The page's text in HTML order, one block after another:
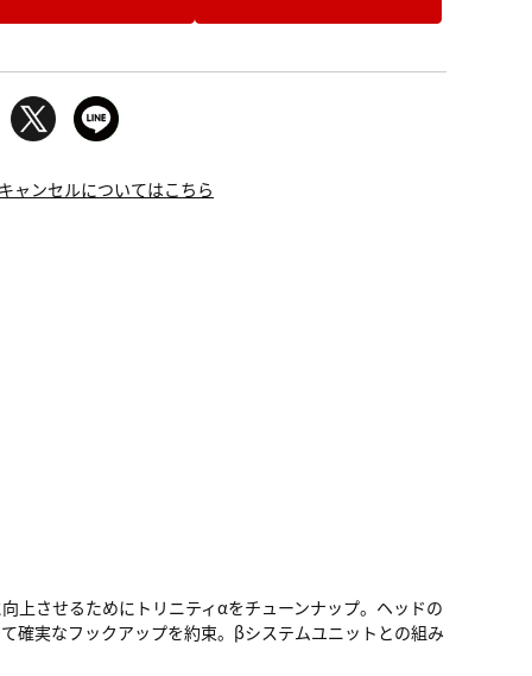
ャンセルについてはこちら
上させるためにトリニティαをチューンナップ。ヘッドの
確実なフックアップを約束。βシステムユニットとの組み